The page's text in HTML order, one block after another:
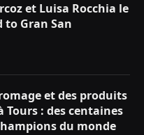
et Luisa Rocchia le
to Gran San
et des produits
Tours : des centaines
du monde